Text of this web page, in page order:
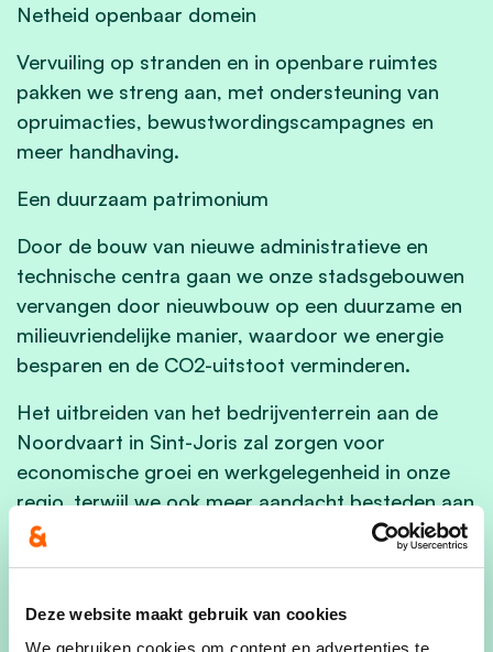
Deze website maakt gebruik van cookies
We gebruiken cookies om content en advertenties te
Netheid openbaar domein
Vervuiling op stranden en in openbare ruimtes
pakken we streng aan, met ondersteuning van
opruimacties, bewustwordingscampagnes en
meer handhaving.
Een duurzaam patrimonium
Door de bouw van nieuwe administratieve en
technische centra gaan we onze stadsgebouwen
vervangen door nieuwbouw op een duurzame en
milieuvriendelijke manier, waardoor we energie
besparen en de CO2-uitstoot verminderen.
Het uitbreiden van het bedrijventerrein aan de
Noordvaart in Sint-Joris zal zorgen voor
economische groei en werkgelegenheid in onze
regio, terwijl we ook meer aandacht besteden aan
wandel- en fietsmogelijkheden om onze prachtige
Dierenwelzijn